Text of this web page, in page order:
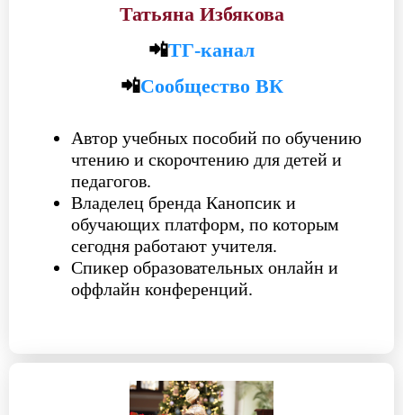
Татьяна Избякова
📲ТГ-канал
📲Сообщество ВК
Автор учебных пособий по обучению
чтению и скорочтению для детей и
педагогов.
Владелец бренда Канопсик и
обучающих платформ, по которым
сегодня работают учителя.
Спикер образовательных онлайн и
оффлайн конференций.